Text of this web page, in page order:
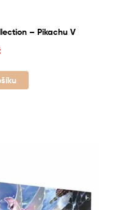
– Pikachu V